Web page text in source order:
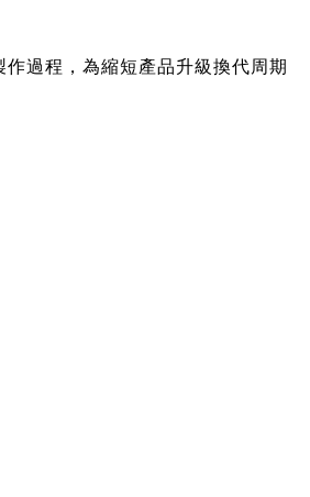
過程，為縮短產品升級換代周期